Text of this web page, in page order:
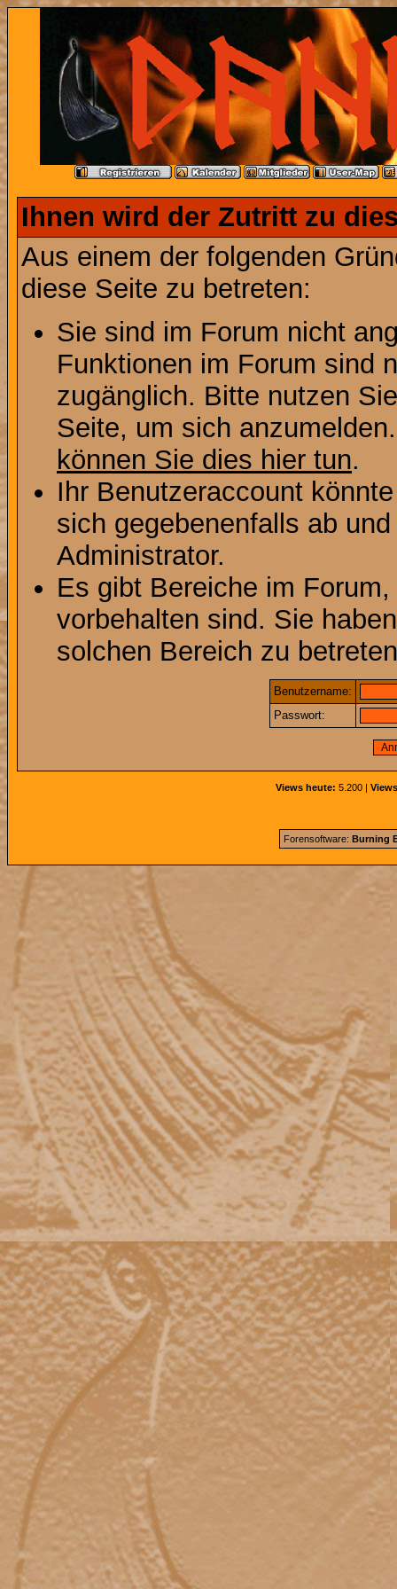
Ihnen wird der Zutritt zu
Aus einem der folgenden
diese Seite zu betreten:
Sie sind im Forum nicht
Funktionen im Forum sind
zugänglich. Bitte nutzen
Seite, um sich
können Sie dies hier tun.
Ihr Benutzeraccount
sich gegebenenfalls ab
Administrator.
Es gibt Bereiche im
vorbehalten sind. Sie
solchen Bereich zu
Benutzername:
Passwort:
Views heute: 5.200 |
Forensoftware: Burning